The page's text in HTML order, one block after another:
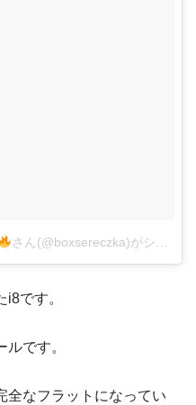
さん(@boxsereczka)がシェアした投稿
です。
です。
全なフラットになってい